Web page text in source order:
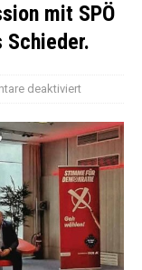
mit SPÖ
Schieder.
deaktiviert